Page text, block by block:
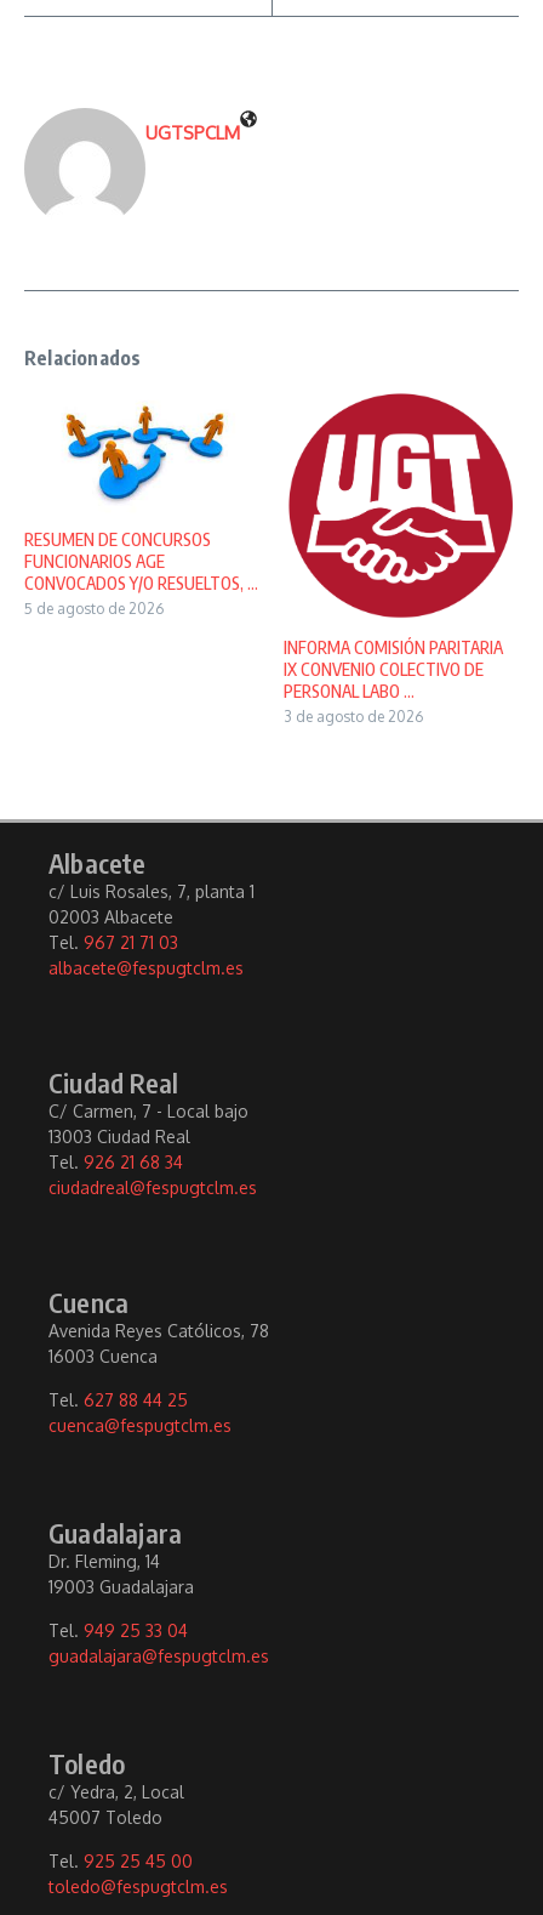
UGTSPCLM
Relacionados
RESUMEN DE CONCURSOS
FUNCIONARIOS AGE
CONVOCADOS Y/O RESUELTOS, ...
5 de agosto de 2026
INFORMA COMISIÓN PARITARIA
IX CONVENIO COLECTIVO DE
PERSONAL LABO ...
3 de agosto de 2026
Albacete
c/ Luis Rosales, 7, planta 1
02003 Albacete
Tel. 967 21 71 03
albacete@fespugtclm.es
Ciudad Real
C/ Carmen, 7 - Local bajo
13003 Ciudad Real
Tel. 926 21 68 34
ciudadreal@fespugtclm.es
Cuenca
Avenida Reyes Católicos, 78
16003 Cuenca
Tel. 627 88 44 25
cuenca@fespugtclm.es
Guadalajara
Dr. Fleming, 14
19003 Guadalajara
Tel. 949 25 33 04
guadalajara@fespugtclm.es
Toledo
c/ Yedra, 2, Local
45007 Toledo
Tel. 925 25 45 00
toledo@fespugtclm.es